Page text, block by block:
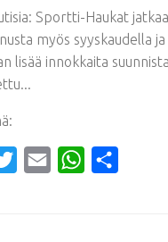
Sportti-Haukat jatkaa
myös syyskaudella ja
lisää innokkaita
TwitterEmail WhatsApp